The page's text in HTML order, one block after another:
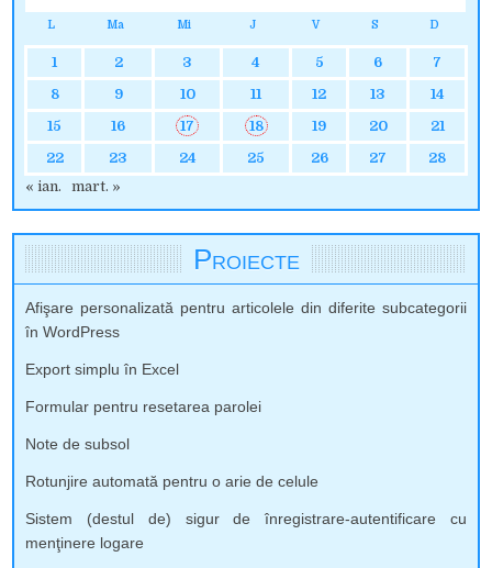
L Ma Mi J V S D
1 2 3 4 5 6
7
8
9 10 11 12 13
14
15
16 17 18 19 20
21
22
23 24 25 26 27
28
« ian.
mart. »
Proiecte
Afişare personalizată pentru articolele din diferite subcategorii
în WordPress
Export simplu în Excel
Formular pentru resetarea parolei
Note de subsol
Rotunjire automată pentru o arie de celule
Sistem (destul de) sigur de înregistrare-autentificare cu
menţinere logare